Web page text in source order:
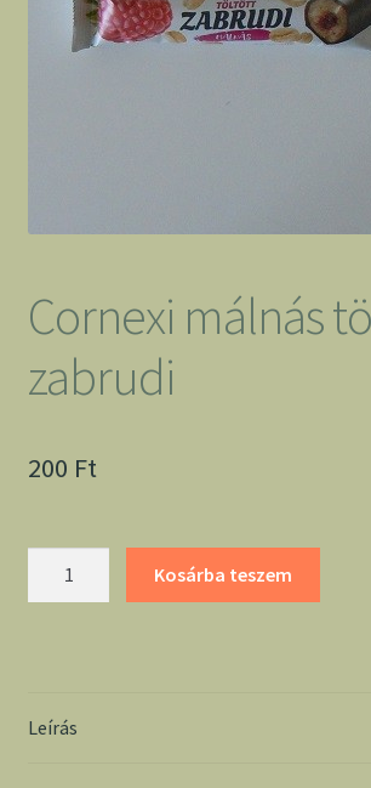
Cornexi málnás
zabrudi
200 Ft
Kosárba teszem
Leírás